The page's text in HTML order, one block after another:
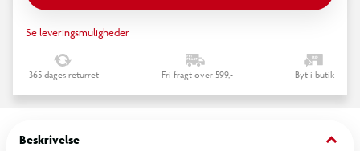
Se leveringsmuligheder
365 dages returret Fri fragt over 599,- Byt i butik
Beskrivelse keyboard_arrow_down